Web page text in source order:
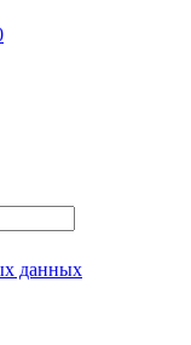
данных